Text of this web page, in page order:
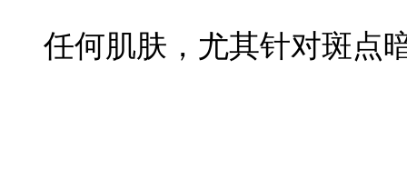
任何肌肤，尤其针对斑点